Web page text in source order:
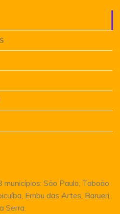
São Paulo, Taboão
Embu das Artes, Barueri,
Serra.